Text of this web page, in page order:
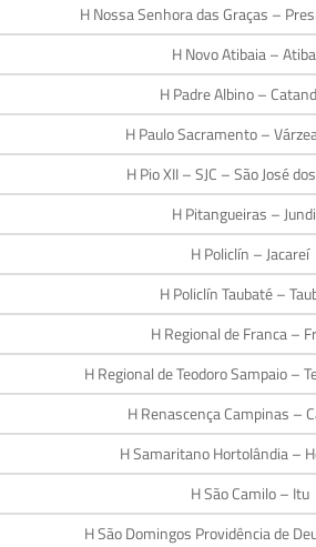
H Nossa Senhora das Graças –
H Novo Atibaia –
H Padre Albino –
H Paulo Sacramento –
H Pio XII – SJC – São José
H Pitangueiras –
H Policlín – Jacareí
H Policlín Taubaté –
H Regional de Franca –
H Regional de Teodoro Sampaio –
H Renascença Campinas –
H Samaritano Hortolândia –
H São Camilo – Itu
H São Domingos Providência de